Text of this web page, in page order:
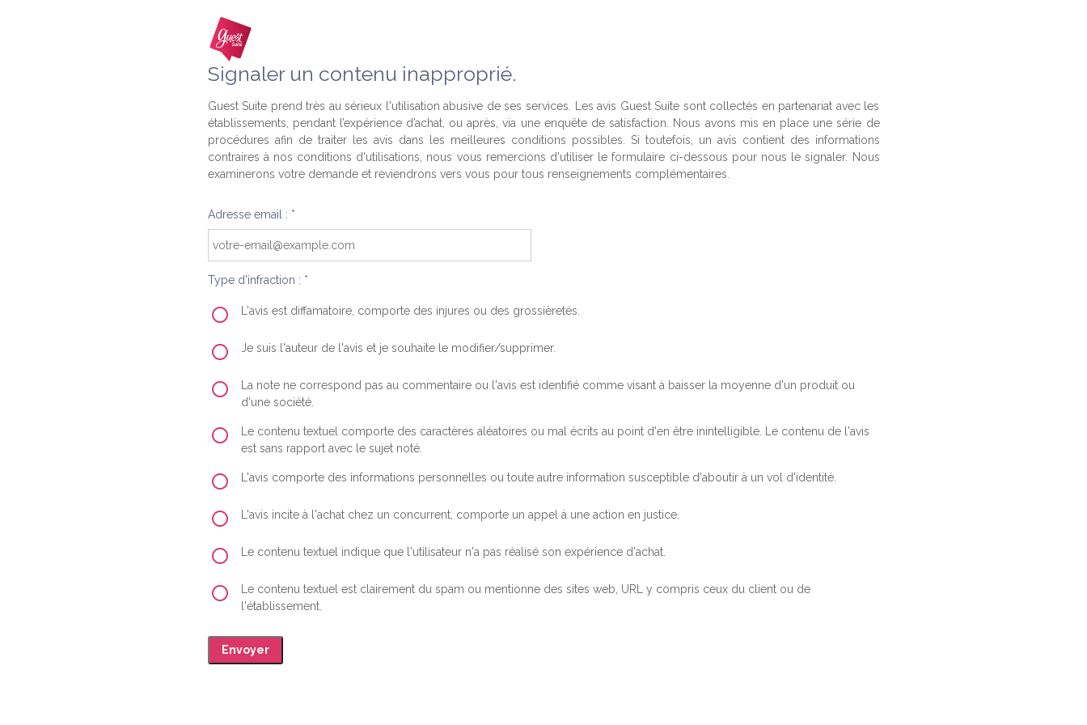
Signaler un contenu inapproprié.
Guest Suite prend très au sérieux l'utilisation abusive de ses services. Les avis Guest Suite sont collectés en partenariat avec les
établissements, pendant l’expérience d’achat, ou après, via une enquête de satisfaction. Nous avons mis en place une série de
procédures afin de traiter les avis dans les meilleures conditions possibles. Si toutefois, un avis contient des informations
contraires à nos conditions d'utilisations, nous vous remercions d'utiliser le formulaire ci-dessous pour nous le signaler. Nous
examinerons votre demande et reviendrons vers vous pour tous renseignements complémentaires.
Adresse email : *
Type d'infraction : *
L'avis est diffamatoire, comporte des injures ou des grossièretés.
Je suis l'auteur de l'avis et je souhaite le modifier/supprimer.
La note ne correspond pas au commentaire ou l'avis est identifié comme visant à baisser la moyenne d'un produit ou
d'une société.
Le contenu textuel comporte des caractères aléatoires ou mal écrits au point d'en être inintelligible. Le contenu de l'avis
est sans rapport avec le sujet noté.
L'avis comporte des informations personnelles ou toute autre information susceptible d'aboutir à un vol d'identité.
L'avis incite à l'achat chez un concurrent, comporte un appel à une action en justice.
Le contenu textuel indique que l'utilisateur n'a pas réalisé son expérience d'achat.
Le contenu textuel est clairement du spam ou mentionne des sites web, URL y compris ceux du client ou de
l'établissement.
Envoyer